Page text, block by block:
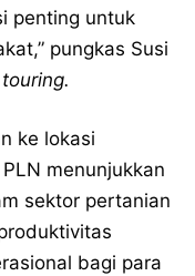
penting untuk
pungkas Susi
touring.
ke lokasi
menunjukkan
sektor pertanian
bagi para